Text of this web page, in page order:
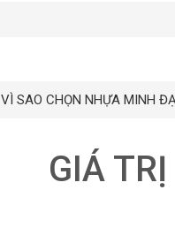
VÌ SAO CHỌN NHỰA MINH
GIÁ